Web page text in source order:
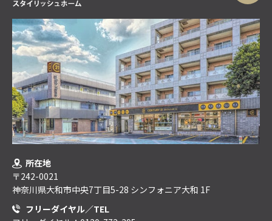
所在地
〒242-0021
神奈川県大和市中央7丁目5-28 シンフォニア大和 1F
フリーダイヤル／TEL